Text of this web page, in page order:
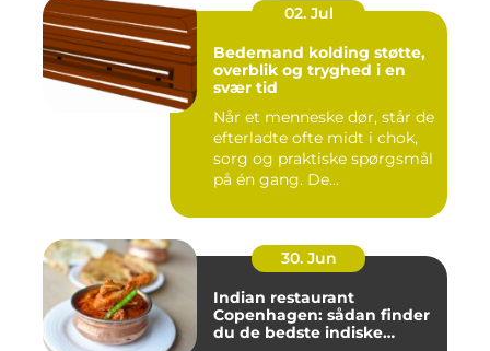
02. Jul
Bedemand kolding støtte,
overblik og tryghed i en
svær tid
Når et menneske dør, står de
efterladte ofte midt i chok,
sorg og praktiske spørgsmål
på én gang. De...
30. Jun
Indian restaurant
Copenhagen: sådan finder
du de bedste indiske